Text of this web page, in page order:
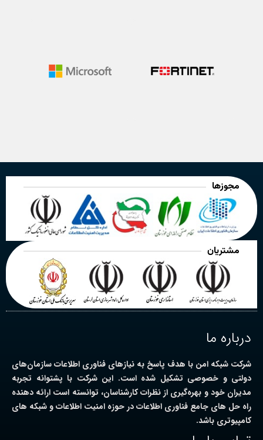
مجوزها
مشتریان
درباره ما
شرکت شبکه امن با هدف پاسخ به نیازهای فناوری اطلاعات سازمان‌های
دولتی و خصوصی تشکیل شده است. این شرکت با پشتوانه تجربه
مدیران خود و بهره‌گیری از نظرات کارشناسان، توانسته است ارائه دهنده
راه حل های جامع فناوری اطلاعات در حوزه امنیت اطلاعات و شبکه های
کامپیوتری باشد.